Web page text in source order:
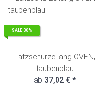
SALE 30%
Latzschürze lang OVEN,
taubenblau
ab 37,02 € *